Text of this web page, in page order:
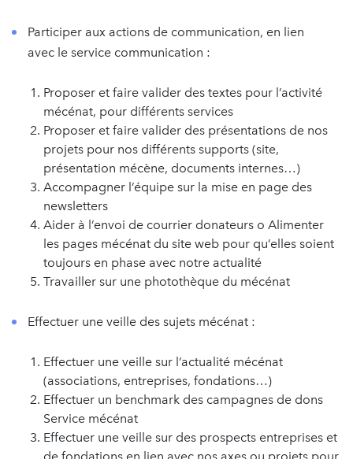
Participer aux actions de communication, en lien
avec le service communication :
Proposer et faire valider des textes pour l’activité
mécénat, pour différents services
Proposer et faire valider des présentations de nos
projets pour nos différents supports (site,
présentation mécène, documents internes…)
Accompagner l’équipe sur la mise en page des
newsletters
Aider à l’envoi de courrier donateurs o Alimenter
les pages mécénat du site web pour qu’elles soient
toujours en phase avec notre actualité
Travailler sur une photothèque du mécénat
Effectuer une veille des sujets mécénat :
Effectuer une veille sur l’actualité mécénat
(associations, entreprises, fondations…)
Effectuer un benchmark des campagnes de dons
Service mécénat
Effectuer une veille sur des prospects entreprises et